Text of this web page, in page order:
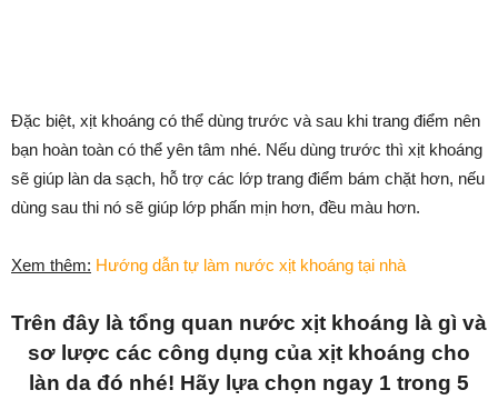
Đặc biệt, xịt khoáng có thể dùng trước và sau khi trang điểm nên
bạn hoàn toàn có thể yên tâm nhé. Nếu dùng trước thì xịt khoáng
sẽ giúp làn da sạch, hỗ trợ các lớp trang điểm bám chặt hơn, nếu
dùng sau thi nó sẽ giúp lớp phấn mịn hơn, đều màu hơn.
Xem thêm: Hướng dẫn tự làm nước xịt khoáng tại nhà
Trên đây là tổng quan nước xịt khoáng là gì và
sơ lược các công dụng của xịt khoáng cho
làn da đó nhé! Hãy lựa chọn ngay 1 trong 5